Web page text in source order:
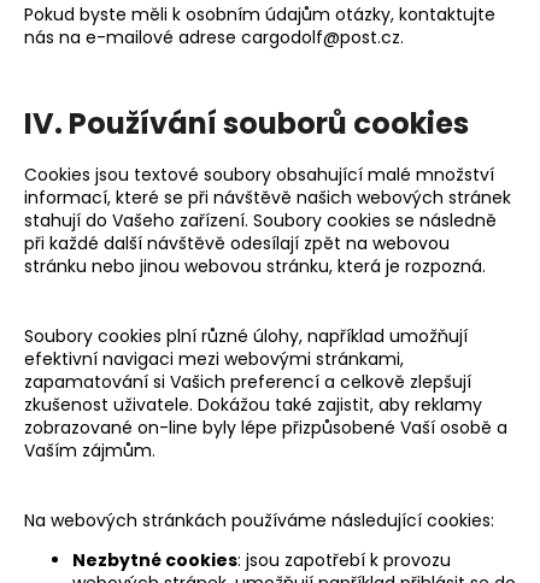
Pokud byste měli k osobním údajům otázky, kontaktujte
nás na e-mailové adrese cargodolf@post.cz.
IV. Používání souborů cookies
Cookies jsou textové soubory obsahující malé množství
informací, které se při návštěvě našich webových stránek
stahují do Vašeho zařízení. Soubory cookies se následně
při každé další návštěvě odesílají zpět na webovou
stránku nebo jinou webovou stránku, která je rozpozná.
Soubory cookies plní různé úlohy, například umožňují
efektivní navigaci mezi webovými stránkami,
zapamatování si Vašich preferencí a celkově zlepšují
zkušenost uživatele. Dokážou také zajistit, aby reklamy
zobrazované on-line byly lépe přizpůsobené Vaší osobě a
Vaším zájmům.
Na webových stránkách používáme následující cookies:
Nezbytné cookies: jsou zapotřebí k provozu